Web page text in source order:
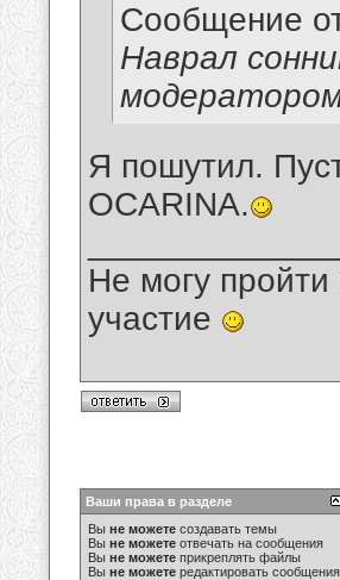
Сообщение
Наврал
Я пошутил.
OCARINA.
Не могу
участие
Ваши права в разделе
Вы не можете создавать темы
Вы не можете отвечать на сообщения
Вы не можете прикреплять файлы
Вы не можете редактировать сообщения